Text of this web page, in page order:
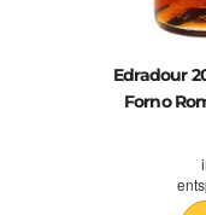
Edradour
Forno